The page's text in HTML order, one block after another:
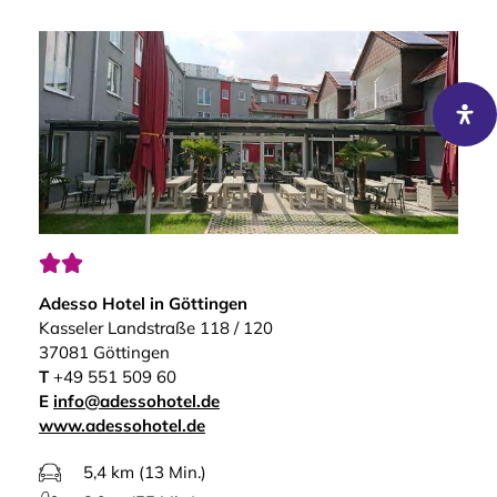

Adesso Hotel in Göttingen
Kasseler Landstraße 118 / 120
37081 Göttingen
T+49 551 509 60
E info@adessohotel.de
www.adessohotel.de
5,4 km (13 Min.)